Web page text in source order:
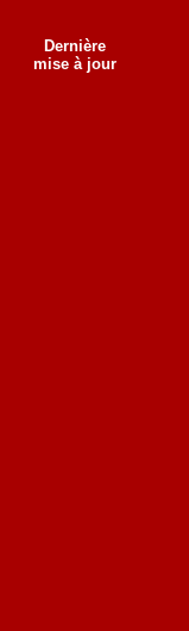
Dernière
mise à jour